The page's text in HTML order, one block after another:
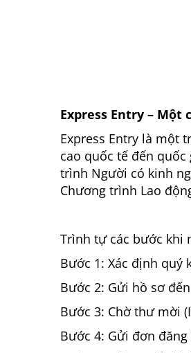
Express Entry – Một
Express Entry là một
cao quốc tế đến
trình Người có kinh
Chương trình Lao
Trình tự các bước khi
Bước 1: Xác định quý
Bước 2: Gửi hồ sơ
Bước 3: Chờ thư mời
Bước 4: Gửi đơn